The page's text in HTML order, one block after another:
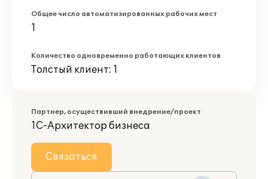
Общее число автоматизированных рабочих мест
1
Количество одновременно работающих клиентов
Толстый клиент: 1
Партнер, осуществивший внедрение/проект
1С-Архитектор бизнеса
Связаться